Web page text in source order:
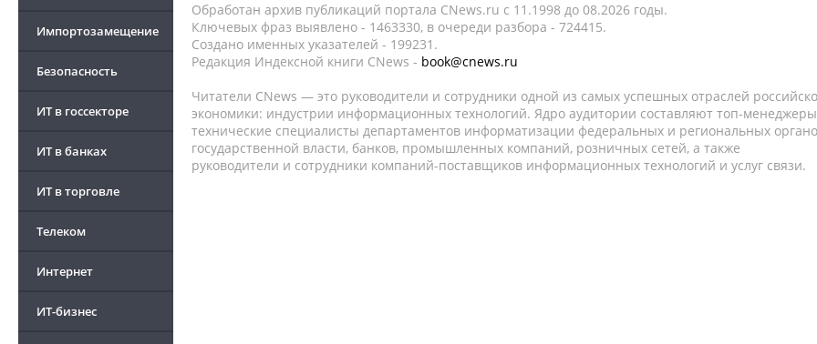
Импортозамещение
Безопасность
ИТ в госсекторе
ИТ в банках
ИТ в торговле
Телеком
Интернет
ИТ-бизнес
Обработан архив публикаций портала CNews.ru c 11.1998 до 08.2026 годы.
Ключевых фраз выявлено - 1463330, в очереди разбора - 724415.
Создано именных указателей - 199231.
Редакция Индексной книги CNews - book@cnews.ru
Читатели CNews — это руководители и сотрудники одной из самых успешных отраслей
экономики: индустрии информационных технологий. Ядро аудитории составляют топ-
технические специалисты департаментов информатизации федеральных и региональных
государственной власти, банков, промышленных компаний, розничных сетей, а также
руководители и сотрудники компаний-поставщиков информационных технологий и услуг связи.